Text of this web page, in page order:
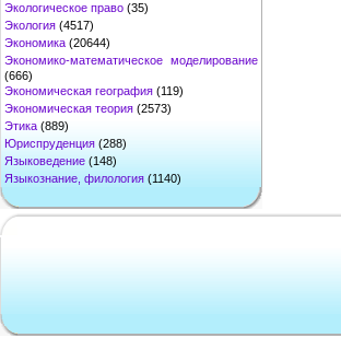
Экологическое право (35)
Экология (4517)
Экономика (20644)
Экономико-математическое моделирование
(666)
Экономическая география (119)
Экономическая теория (2573)
Этика (889)
Юриспруденция (288)
Языковедение (148)
Языкознание, филология (1140)